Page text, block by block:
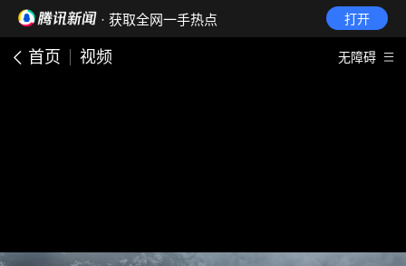
· 获取全网一手热点 打开
首页 视频 无障碍